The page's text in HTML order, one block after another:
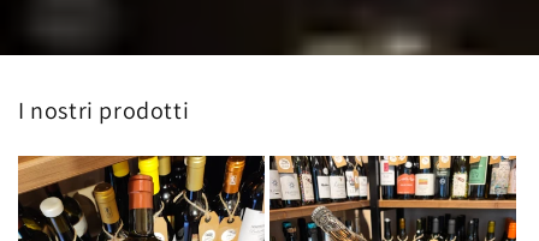
I nostri prodotti